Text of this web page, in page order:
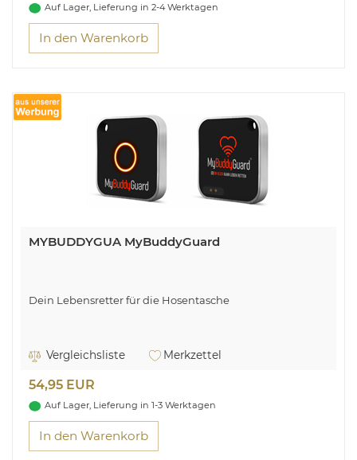
Auf Lager, Lieferung in 2-4 Werktagen
In den Warenkorb
MYBUDDYGUA MyBuddyGuard
Dein Lebensretter für die Hosentasche
Vergleichsliste Merkzettel
54,95 EUR
Auf Lager, Lieferung in 1-3 Werktagen
In den Warenkorb